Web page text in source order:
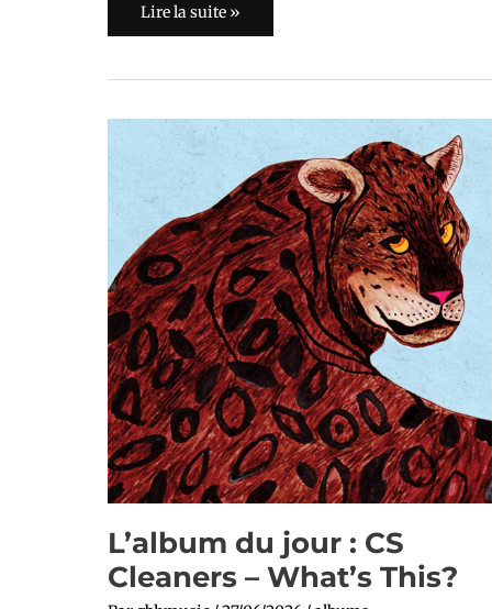
Lire la suite »
L’album du jour : CS
Cleaners – What’s This?
L’album
CS
Cleaners
What’s
This?